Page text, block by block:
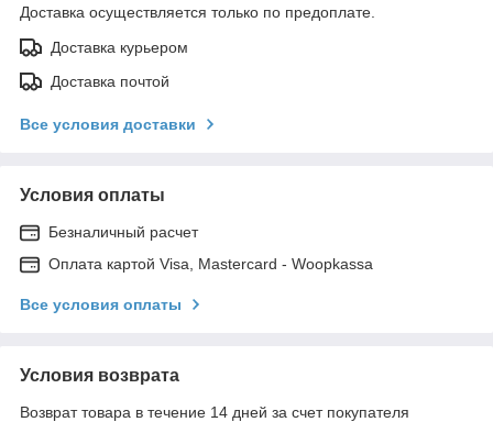
Доставка осуществляется только по предоплате.
Доставка курьером
Доставка почтой
Все условия доставки
Условия оплаты
Безналичный расчет
Оплата картой Visa, Mastercard - Woopkassa
Все условия оплаты
Условия возврата
Возврат товара в течение 14 дней за счет покупателя